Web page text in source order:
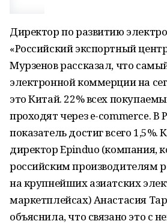
Директор по развитию
«Российский экспортный
Мурзенов рассказал, что
электронной коммерции на
это Китай. 22% всех
проходят через e-commerce. В
показатель достиг всего
директор Epinduo (компания,
российским производителям
на крупнейших азиатских
маркетплейсах) Анастасия
объяснила, что связано это с